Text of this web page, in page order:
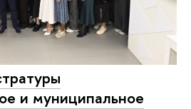
и муниципальное